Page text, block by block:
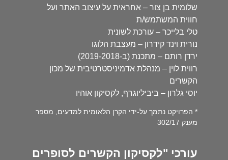
שלומית בן צור – אחראית על עיצוב האתר ועל
חווית המשתמש/ת
טלי בלייכר – עורכת לשונית
נורית וינד קידרון – מעצבת הלוגו
ירדן רותם – מתכנת (ב-2019-2018)
רווית לוין – מנהלת אדמיניסטרטיבית של מכון
הקשרים
יוסי גלרון – ביביליוגרף, לקסיקון אוהיו
* הפרויקט נתמך על-ידי הקרן הלאומית למדעים, מספר
מענק 302/17
עורכי "לקסיקון הקשרים לסופרים